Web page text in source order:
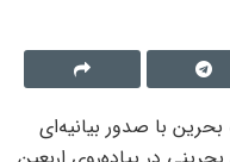
جوانان انقلاب ۱۴ فوریه بحرین با صدور بیانیه‌ای